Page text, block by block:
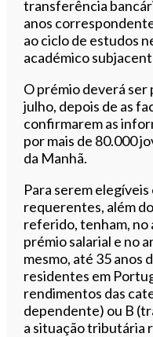
transferência
anos
ao ciclo de estudos
académico
O prémio deverá ser
julho, depois de as
confirmarem as
por mais de 80.000
da Manhã.
Para serem
requerentes, além
referido, tenham, no
prémio salarial e no
mesmo, até 35 anos
residentes em
rendimentos das
dependente) ou B
a situação tributária